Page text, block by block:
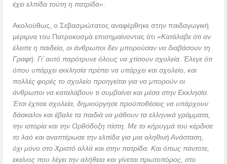
έχει ελπίδα τούτη η πατρίδα».
Ακολούθως, ο Σεβασμιώτατος αναφέρθηκε στην παιδαγωγική
μέριμνα του Πατροκοσμά επισημαίνοντας ότι«Κατάλαβε ότι αν
έλειπε η παιδεία, οι άνθρωποι δεν μπορούσαν να διαβάσουν τη
Γραφή. Γι’ αυτό παρότρυνε όλους να χτίσουν σχολεία. Έλεγε ότι
όπου υπάρχει εκκλησία πρέπει να υπάρχει και σχολείο, και
πολλές φορές το σχολείο προηγείται για να μπορούν οι
άνθρωποι να καταλάβουν τι συμβαίνει και μέσα στην Εκκλησία.
Έτσι έχτισε σχολεία, δημιούργησε προϋποθέσεις να υπάρχουν
δάσκαλοι και έβαλε τα παιδιά να μάθουν τα ελληνικά γράμματα,
την ιστορία και την Ορθόδοξη πίστη. Με το κήρυγμά του κέρδισε
το λαό και αναπτέρωσε την ελπίδα για μια αληθινή Ανάσταση,
όχι μόνο στο Χριστό αλλά και στην πατρίδα. Και όπως πάντοτε,
εκείνος που λέγει την αλήθεια και γίνεται πρωτοπόρος, στο